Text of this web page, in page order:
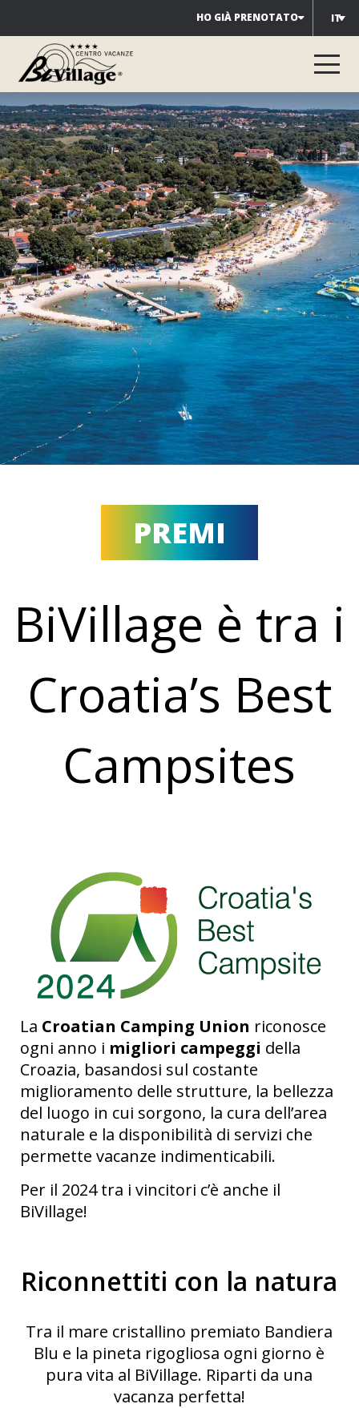
al
contenuto
HO GIÀ PRENOTATO IT
PREMI
BiVillage è tra i
Croatia’s Best
Campsites
La Croatian Camping Union riconosce
ogni anno i migliori campeggi della
Croazia, basandosi sul costante
miglioramento delle strutture, la bellezza
del luogo in cui sorgono, la cura dell’area
naturale e la disponibilità di servizi che
permette vacanze indimenticabili.
Per il 2024 tra i vincitori c’è anche il
BiVillage!
Riconnettiti con la natura
Tra il mare cristallino premiato Bandiera
Blu e la pineta rigogliosa ogni giorno è
pura vita al BiVillage. Riparti da una
vacanza perfetta!